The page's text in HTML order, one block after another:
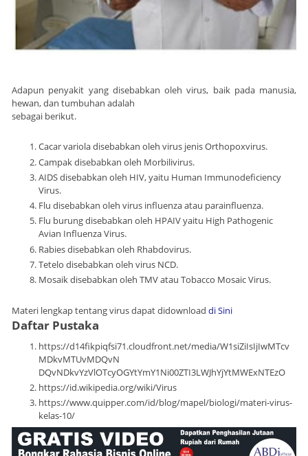
Adapun penyakit yang disebabkan oleh virus, baik pada manusia,
hewan, dan tumbuhan adalah
sebagai berikut.
Cacar variola disebabkan oleh virus jenis Orthopoxvirus.
Campak disebabkan oleh Morbilivirus.
AIDS disebabkan oleh HIV, yaitu Human Immunodeficiency
Virus.
Flu disebabkan oleh virus influenza atau parainfluenza.
Flu burung disebabkan oleh HPAIV yaitu High Pathogenic
Avian Influenza Virus.
Rabies disebabkan oleh Rhabdovirus.
Tetelo disebabkan oleh virus NCD.
Mosaik disebabkan oleh TMV atau Tobacco Mosaic Virus.
Materi lengkap tentang virus dapat didownload di Sini
Daftar Pustaka
https://d14fikpiqfsi71.cloudfront.net/media/W1siZiIsIjIwMTcv
MDkvMTUvMDQvN
DQvNDkvYzVlOTcyOGYtYmY1Ni00ZTI3LWJhYjYtMWExNTEzO
https://id.wikipedia.org/wiki/Virus
https://www.quipper.com/id/blog/mapel/biologi/materi-virus-
kelas-10/